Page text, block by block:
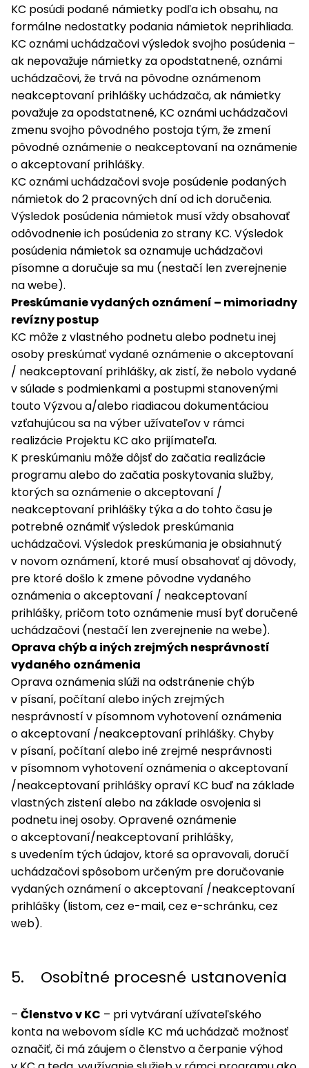
KC posúdi podané námietky podľa ich obsahu, na
formálne nedostatky podania námietok neprihliada.
KC oznámi uchádzačovi výsledok svojho posúdenia –
ak nepovažuje námietky za opodstatnené, oznámi
uchádzačovi, že trvá na pôvodne oznámenom
neakceptovaní prihlášky uchádzača, ak námietky
považuje za opodstatnené, KC oznámi uchádzačovi
zmenu svojho pôvodného postoja tým, že zmení
pôvodné oznámenie o neakceptovaní na oznámenie
o akceptovaní prihlášky.
KC oznámi uchádzačovi svoje posúdenie podaných
námietok do 2 pracovných dní od ich doručenia.
Výsledok posúdenia námietok musí vždy obsahovať
odôvodnenie ich posúdenia zo strany KC. Výsledok
posúdenia námietok sa oznamuje uchádzačovi
písomne a doručuje sa mu (nestačí len zverejnenie
na webe).
Preskúmanie vydaných oznámení – mimoriadny
revízny postup
KC môže z vlastného podnetu alebo podnetu inej
osoby preskúmať vydané oznámenie o akceptovaní
/ neakceptovaní prihlášky, ak zistí, že nebolo vydané
v súlade s podmienkami a postupmi stanovenými
touto Výzvou a/alebo riadiacou dokumentáciou
vzťahujúcou sa na výber užívateľov v rámci
realizácie Projektu KC ako prijímateľa.
K preskúmaniu môže dôjsť do začatia realizácie
programu alebo do začatia poskytovania služby,
ktorých sa oznámenie o akceptovaní /
neakceptovaní prihlášky týka a do tohto času je
potrebné oznámiť výsledok preskúmania
uchádzačovi. Výsledok preskúmania je obsiahnutý
v novom oznámení, ktoré musí obsahovať aj dôvody,
pre ktoré došlo k zmene pôvodne vydaného
oznámenia o akceptovaní / neakceptovaní
prihlášky, pričom toto oznámenie musí byť doručené
uchádzačovi (nestačí len zverejnenie na webe).
Oprava chýb a iných zrejmých nesprávností
vydaného oznámenia
Oprava oznámenia slúži na odstránenie chýb
v písaní, počítaní alebo iných zrejmých
nesprávností v písomnom vyhotovení oznámenia
o akceptovaní /neakceptovaní prihlášky. Chyby
v písaní, počítaní alebo iné zrejmé nesprávnosti
v písomnom vyhotovení oznámenia o akceptovaní
/neakceptovaní prihlášky opraví KC buď na základe
vlastných zistení alebo na základe osvojenia si
podnetu inej osoby. Opravené oznámenie
o akceptovaní/neakceptovaní prihlášky,
s uvedením tých údajov, ktoré sa opravovali, doručí
uchádzačovi spôsobom určeným pre doručovanie
vydaných oznámení o akceptovaní /neakceptovaní
prihlášky (listom, cez e-mail, cez e-schránku, cez
web).
5. Osobitné procesné ustanovenia
– Členstvo v KC – pri vytváraní užívateľského
konta na webovom sídle KC má uchádzač možnosť
označiť, či má záujem o členstvo a čerpanie výhod